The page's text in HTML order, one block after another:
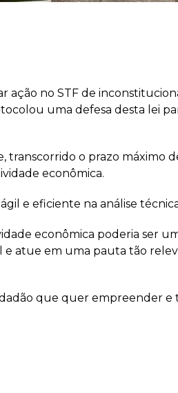
ação no STF de
uma defesa desta lei
transcorrido o prazo máximo
econômica.
e eficiente na análise
econômica poderia ser
atue em uma pauta tão
que quer empreender